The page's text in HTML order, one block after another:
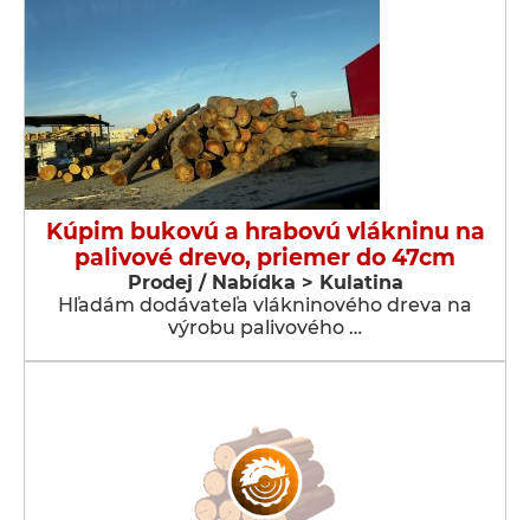
Kúpim bukovú a hrabovú vlákninu na
palivové drevo, priemer do 47cm
Prodej / Nabídka > Kulatina
Hľadám dodávateľa vlákninového dreva na
výrobu palivového …